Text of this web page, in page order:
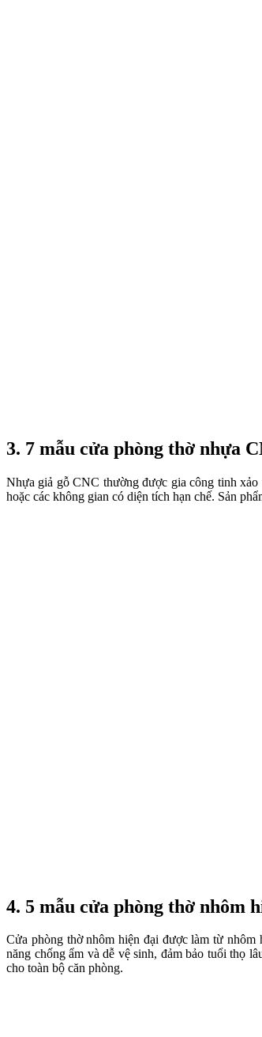
3. 7 mẫu cửa phòng thờ nhựa
Nhựa giả gỗ CNC thường được gia công tinh xảo
hoặc các không gian có diện tích hạn chế. Sản
4. 5 mẫu cửa phòng thờ nhôm
Cửa phòng thờ nhôm hiện đại được làm từ
năng chống ẩm và dễ vệ sinh, đảm bảo tuổi thọ
cho toàn bộ căn phòng.